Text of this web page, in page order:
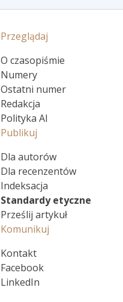
Przeglądaj
O czasopiśmie
Numery
Ostatni numer
Redakcja
Polityka AI
Publikuj
Dla autorów
Dla recenzentów
Indeksacja
Standardy etyczne
Prześlij artykuł
Komunikuj
Kontakt
Facebook
LinkedIn